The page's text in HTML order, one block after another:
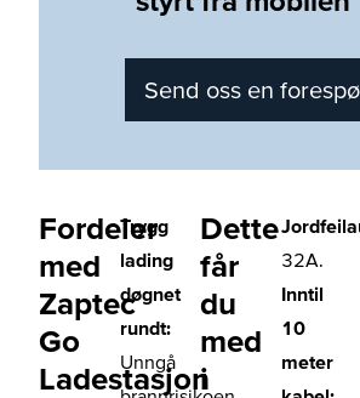
Send oss en
Fordeler
med
Zaptec
Go
Ladestasjon
Trygg
lading
døgnet
rundt:
Unngå
Dette
får
du
med
i
32A.
Inntil
10
meter